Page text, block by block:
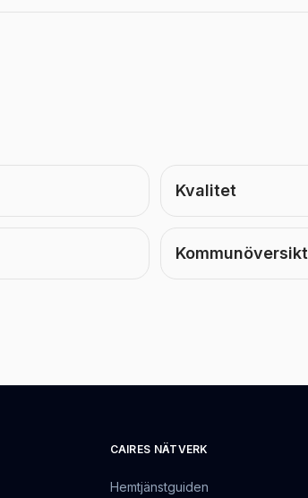
Kvalitet
Kommunöversikt
CAIRES NÄTVERK
Hemtjänstguiden